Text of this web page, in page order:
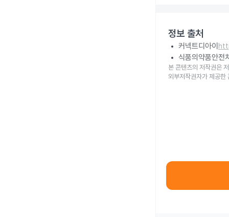
정보 출처
커넥트디아이
식품의약품안전
본 콘텐츠의 저작권은
외부저작권자가 제공한